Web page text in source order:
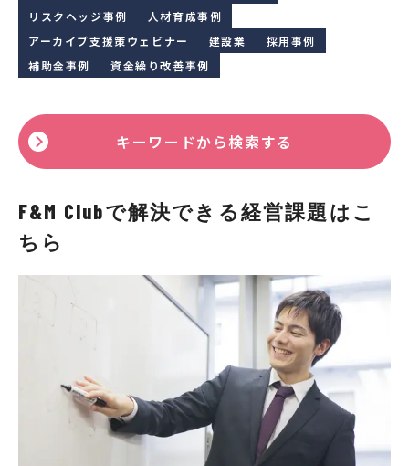
リスクヘッジ事例
人材育成事例
アーカイブ支援策ウェビナー
建設業
採用事例
補助金事例
資金繰り改善事例
キーワードから検索する
F&M Clubで解決できる経営課題はこ
ちら